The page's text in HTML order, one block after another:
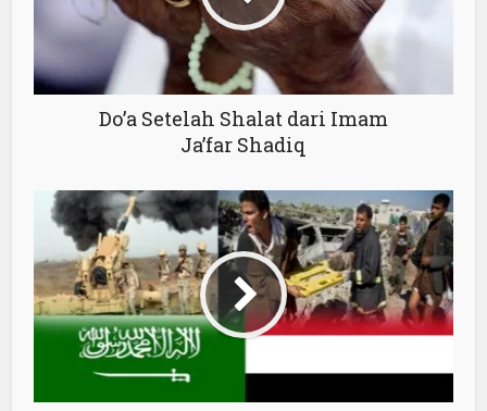
Do’a Setelah Shalat dari Imam
Ja’far Shadiq